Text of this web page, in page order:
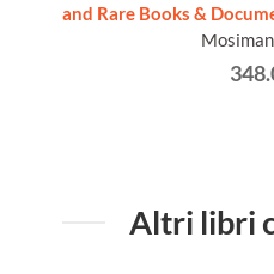
and Rare Books &
Altri libri